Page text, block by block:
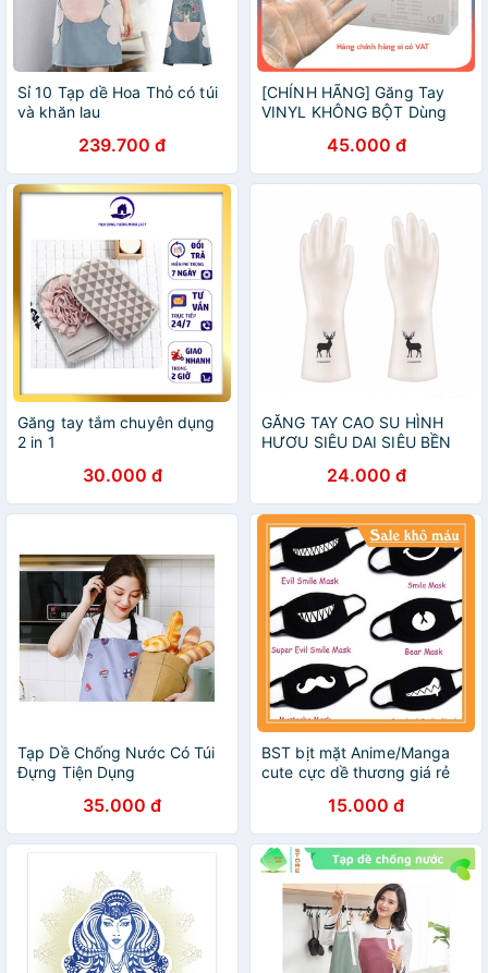
Sỉ 10 Tạp dề Hoa Thỏ có túi
và khăn lau
239.700 đ
[CHÍNH HÃNG] Găng Tay
VINYL KHÔNG BỘT Dùng
NHẬT BẢN, Xuất xứ
INDONESIA 100 CHIẾC/HỘP
ÔI BÉ CƯNG
45.000 đ
Găng tay tắm chuyên dụng
2 in 1
30.000 đ
GĂNG TAY CAO SU HÌNH
HƯƠU SIÊU DAI SIÊU BỀN
24.000 đ
Tạp Dề Chống Nước Có Túi
Đựng Tiện Dụng
35.000 đ
BST bịt mặt Anime/Manga
cute cực dề thương giá rẻ
15.000 đ